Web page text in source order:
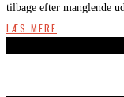
tilbage efter manglende
LÆS MERE